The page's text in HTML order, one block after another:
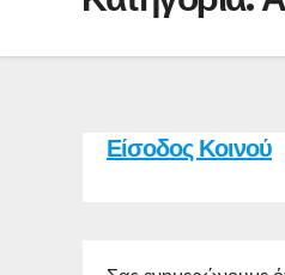
Είσοδος Κοινού